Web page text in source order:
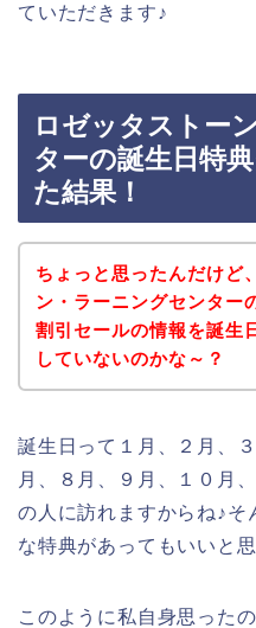
ていただきます♪
ロゼッタストー
ターの誕生日特
た結果！
ちょっと思ったんだけど
ン・ラーニングセンター
割引セールの情報を誕生
していないのかな～？
誕生日って１月、２月、
月、８月、９月、１０月
の人に訪れますからね♪そ
な特典があってもいいと
このように私自身思った